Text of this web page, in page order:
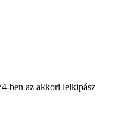
ben az akkori lelkipász